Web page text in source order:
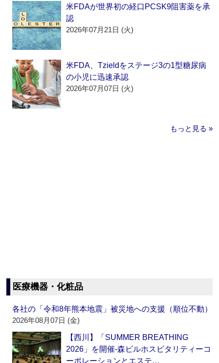
米FDAが世界初の経口PCSK9阻害薬を承
認
2026年07月21日 (火)
米FDA、Tzieldをステージ3の1型糖尿病
の小児に迅速承認
2026年07月07日 (火)
もっと見る »
医療機器・化粧品
各社の「令和8年熊本地震」被災地への支援（順位不動）
2026年08月07日 (金)
【西川】「SUMMER BREATHING
2026」を開催‐森ビルホスピタリティーコ
ーポレーションとエステ…